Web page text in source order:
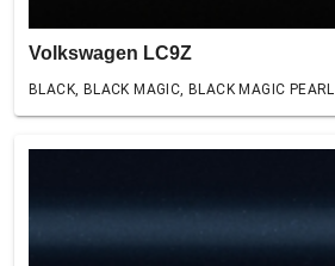
Volkswagen LC9Z
BLACK, BLACK MAGIC, BLACK MAGIC PEARL